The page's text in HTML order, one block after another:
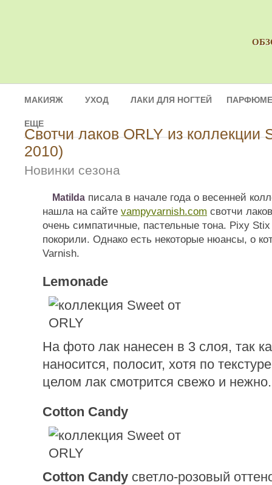
МАКИЯЖ УХОД ЛАКИ ДЛЯ НОГТЕЙ
ЕЩЕ
Свотчи лаков ORLY из коллекции
2010)
Новинки сезона
Matilda писала в начале года о весенней
нашла на сайте vampyvarnish.com свотчи
очень симпатичные, пастельные тона. Pixy
покорили. Однако есть некоторые нюансы, о
Varnish.
Lemonade
На фото лак нанесен в 3 слоя, так
наносится, полосит, хотя по
целом лак смотрится свежо и нежно.
Cotton Candy
Cotton Candy светло-розовый